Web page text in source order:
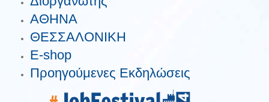
ΑΘΗΝΑ
ΘΕΣΣΑΛΟΝΙΚΗ
E-shop
Προηγούμενες Εκδηλώσεις